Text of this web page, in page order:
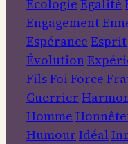
Écologie Égalité
Engagement
Espérance Esprit
Évolution
FilsFoi Force
Guerrier
Homme
Humour Idéal